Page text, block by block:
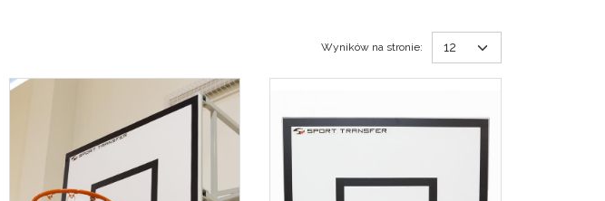
Wyników na stronie: